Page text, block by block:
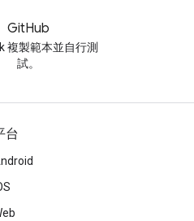
GitHub
複製範本並自行測
試。
台